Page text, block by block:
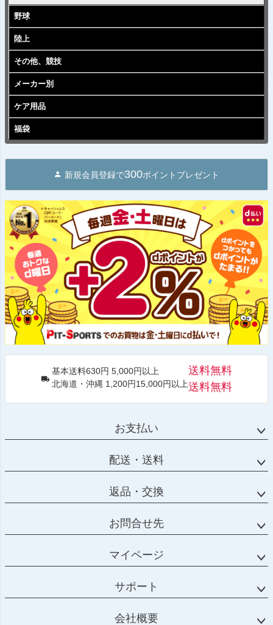
野球
陸上
その他、競技
メーカー別
ケア用品
福袋
新規会員登録で300ポイントプレゼント
基本送料630円 5,000円以上
北海道・沖縄 1,200円15,000円以上
送料無料
送料無料
お支払い
配送・送料
返品・交換
お問合せ先
マイページ
サポート
会社概要